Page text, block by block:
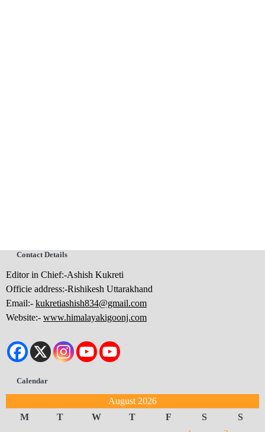
Contact Details
Editor in Chief:-Ashish Kukreti
Officie address:-Rishikesh Uttarakhand
Email:- kukretiashish834@gmail.com
Website:- www.himalayakigoonj.com
Calendar
August 2026
M
T W T F S
S